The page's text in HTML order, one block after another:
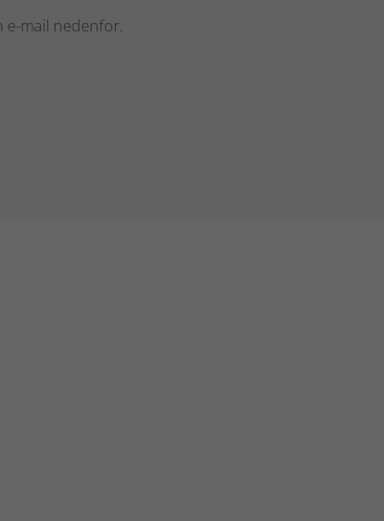
e-mail nedenfor.